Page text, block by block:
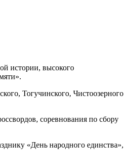
истории, высокого
Тогучинского, Чистоозерного
соревнования по сбору
«День народного единства»,